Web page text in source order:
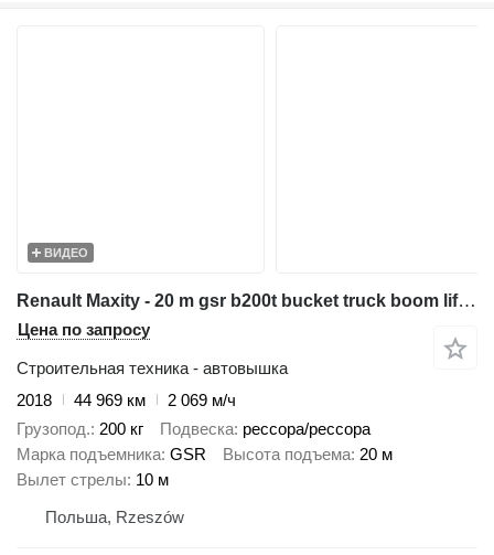
ВИДЕО
Renault Maxity - 20 m gsr b200t bucket truck boom lift podnośnik
Цена по запросу
Строительная техника - автовышка
2018
44 969 км
2 069 м/ч
Грузопод. 200 кг Подвеска рессора/рессора
Марка подъемника GSR Высота подъема 20 м
Вылет стрелы 10 м
Польша, Rzeszów